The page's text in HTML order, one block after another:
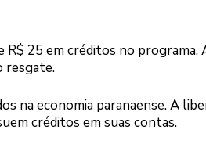
R$ 25 em créditos no programa.
resgate.
na economia paranaense. A
créditos em suas contas.